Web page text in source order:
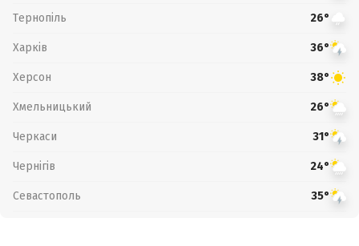
Тернопіль 26°
Харків 36°
Херсон 38°
Хмельницький 26°
Черкаси 31°
Чернігів 24°
Севастополь 35°